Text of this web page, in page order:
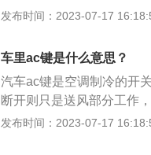
统显示同步，然后拨动
比较多，因为fm是用来操
互影响，一般来说fm的接
用am波段接受信号，接
在100MHZ左右，是am接
发布时间：2023-07-17
车里ac键是什么意思？
汽车ac键是空调制冷的开
断开则只是送风部分工作
空调打开风挡之后，空调
发布时间：2023-07-17